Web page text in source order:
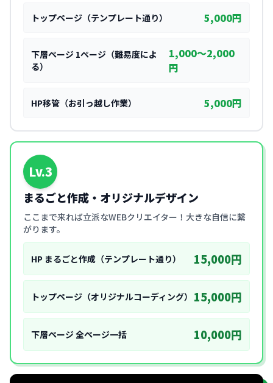
トップページ（テンプレート通り） 5,000円
下層ページ 1ページ（難易度によ
る）
1,000〜2,000
円
HP移管（お引っ越し作業） 5,000円
Lv.3
まるごと作成・オリジナルデザイン
ここまで来れば立派なWEBクリエイター！大きな自信に繋
がります。
HP まるごと作成（テンプレート通り） 15,000円
トップページ（オリジナルコーディング） 15,000円
下層ページ 全ページ一括 10,000円